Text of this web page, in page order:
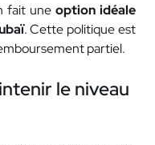
fait uneoption idéale
. Cette politique est
partiel.
le niveau